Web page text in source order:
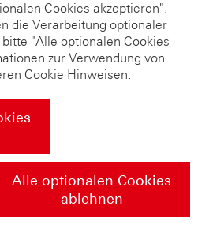
Cookies akzeptieren".
die Verarbeitung optionaler
"Alle optionalen Cookies
zur Verwendung von
Cookie Hinweisen.
Alle optionalen Cookies
ablehnen